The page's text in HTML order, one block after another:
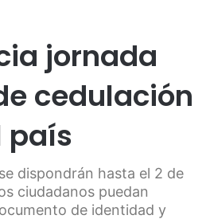
jornada
cedulación
país
dispondrán hasta el 2 de
ciudadanos puedan
de identidad y